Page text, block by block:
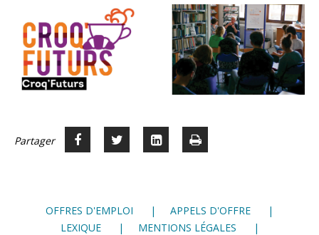
Partager Partager
Partager
Voir
Imprimer
OFFRES D'EMPLOI
APPELS D'OFFRE
LEXIQUE
MENTIONS LÉGALES